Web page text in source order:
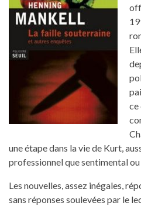
ce
une étape dans la vie de Kurt,
professionnel que sentimental
Les nouvelles, assez inégales,
sans réponses soulevées par le